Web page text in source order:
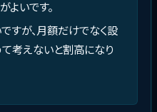
よいです。
すが、月額だけでなく設
考えないと割高になり